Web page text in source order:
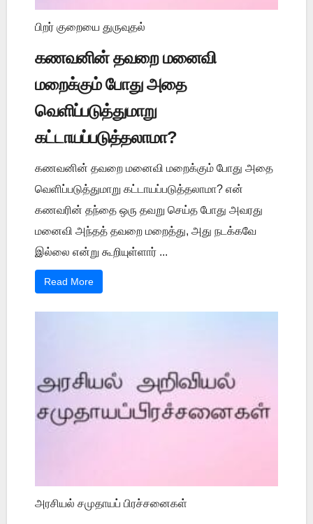
பிறர் குறையை துருவுதல்
கணவனின் தவறை மனைவி
மறைக்கும் போது அதை
வெளிப்படுத்துமாறு
கட்டாயப்படுத்தலாமா?
கணவனின் தவறை மனைவி மறைக்கும் போது அதை
வெளிப்படுத்துமாறு கட்டாயப்படுத்தலாமா? என்
கணவரின் தந்தை ஒரு தவறு செய்த போது அவரது
மனைவி அந்தத் தவறை மறைத்து, அது நடக்கவே
இல்லை என்று கூறியுள்ளார் ...
Read More
அரசியல் சமுதாயப் பிரச்சனைகள்